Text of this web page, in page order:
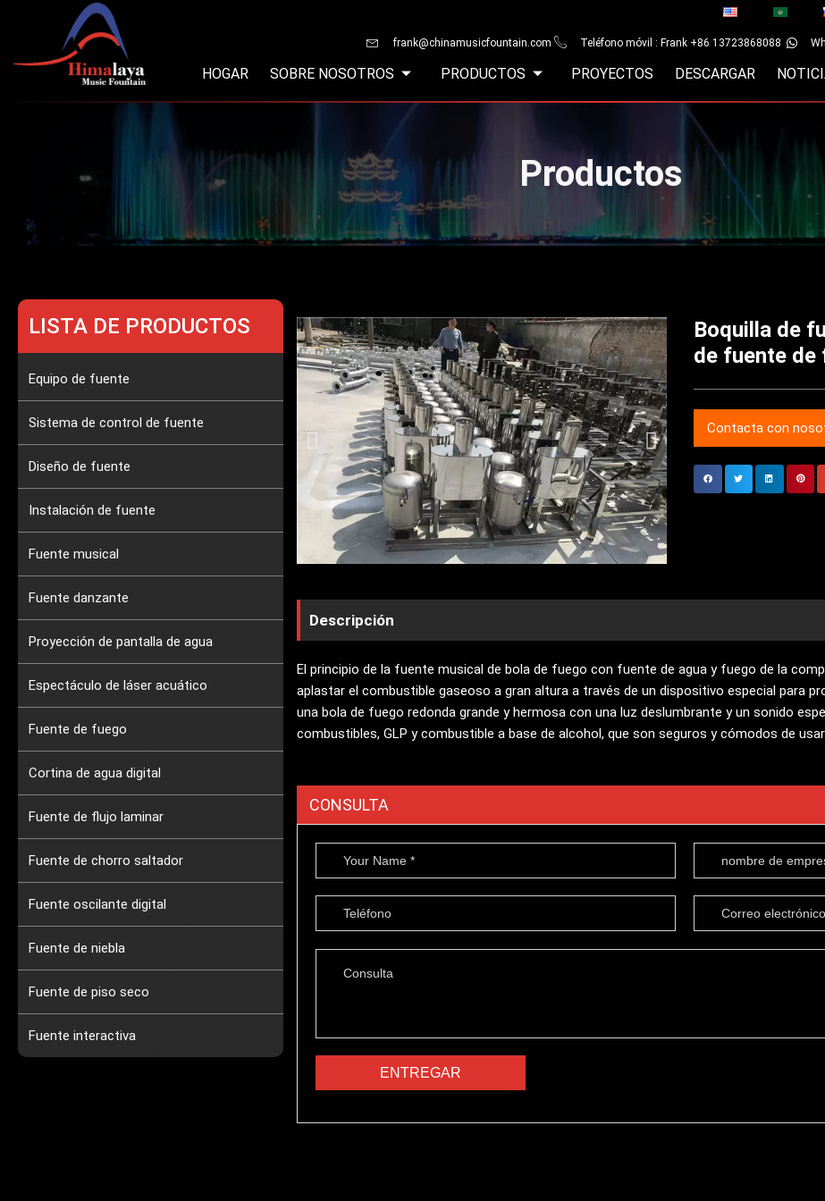
frank@chinamusicfountain.com Teléfono móvil : Frank +86 13723868088
HOGAR SOBRE NOSOTROS PRODUCTOS PROYECTOS DESCARGAR
Productos
LISTA DE PRODUCTOS
Equipo de fuente
Sistema de control de fuente
Diseño de fuente
Instalación de fuente
Fuente musical
Fuente danzante
Proyección de pantalla de agua
Espectáculo de láser acuático
Fuente de fuego
Cortina de agua digital
Fuente de flujo laminar
Fuente de chorro saltador
Fuente oscilante digital
Fuente de niebla
Fuente de piso seco
Fuente interactiva
Boquilla de
de fuente de
Contacta con
Descripción
El principio de la fuente musical de bola de fuego con fuente de agua y fuego de la
aplastar el combustible gaseoso a gran altura a través de un dispositivo especial para
una bola de fuego redonda grande y hermosa con una luz deslumbrante y un sonido
combustibles, GLP y combustible a base de alcohol, que son seguros y cómodos de usar.
CONSULTA